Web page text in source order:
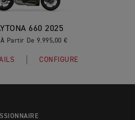
660 2025
Partir De 9.995,00 €
CONFIGURE